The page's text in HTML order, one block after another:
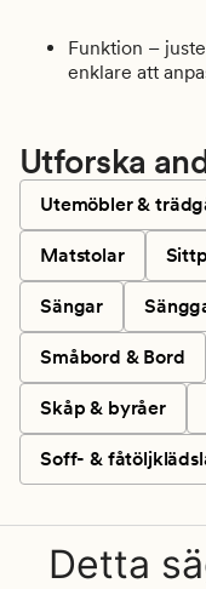
Funktion –
enklare att
Utforska
Utemöbler &
Matstolar
Sängar
Småbord & Bord
Skåp & byråer
Soff- &
Detta